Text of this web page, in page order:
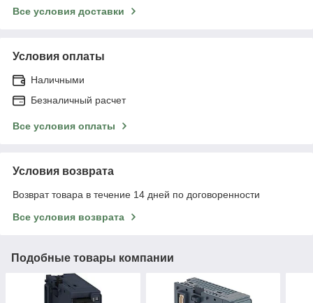
Все условия доставки
Условия оплаты
Наличными
Безналичный расчет
Все условия оплаты
Условия возврата
Возврат товара в течение 14 дней по договоренности
Все условия возврата
Подобные товары компании